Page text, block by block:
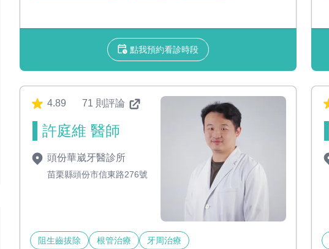
點我預約看診時段
4.89 71 則評論
許庭維 醫師
頭份華崴牙醫診所
苗栗縣頭份市信東路276號
阻生齒拔除 根管治療 牙周治療